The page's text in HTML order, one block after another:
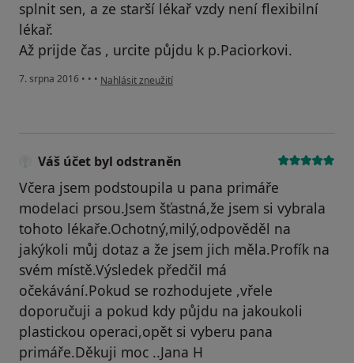
splnit sen, a ze starší lékař vzdy není flexibilní
lékař.
Až prijde čas , urcite půjdu k p.Paciorkovi.
7. srpna 2016 • • • podle názoru uživatele Váš účet byl odstraněn
Nahlásit zneužití
Váš účet byl odstraněn
Včera jsem podstoupila u pana primáře
modelaci prsou.Jsem šťastná,že jsem si vybrala
tohoto lékaře.Ochotný,milý,odpověděl na
jakýkoli můj dotaz a že jsem jich měla.Profík na
svém místě.Výsledek předčil má
očekávání.Pokud se rozhodujete ,vřele
doporučuji a pokud kdy půjdu na jakoukoli
plastickou operaci,opět si vyberu pana
primáře.Děkuji moc ..Jana H